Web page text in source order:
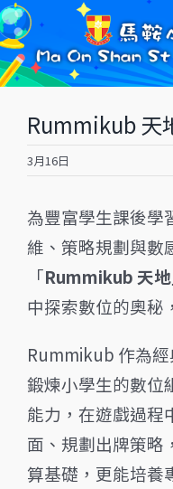
Skip
to
content
Rummikub 天
3月16日
為豐富學生課後學
維、策略規劃與數
「Rummikub 天地
中探索數位的奧秘
Rummikub 作為
鍛煉小學生的數位
能力，在遊戲過程
面、規劃出牌策略
算基礎，更能培養